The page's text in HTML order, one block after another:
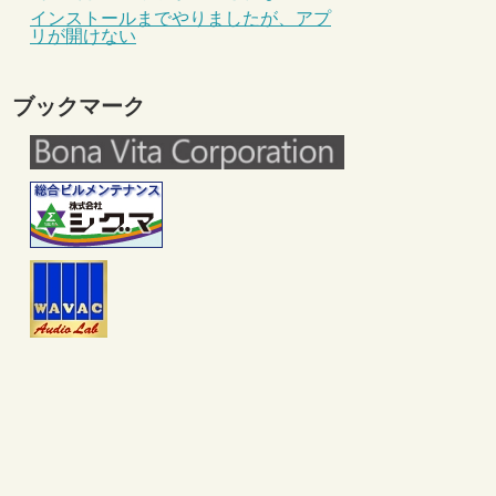
インストールまでやりましたが、アプ
リが開けない
ブックマーク